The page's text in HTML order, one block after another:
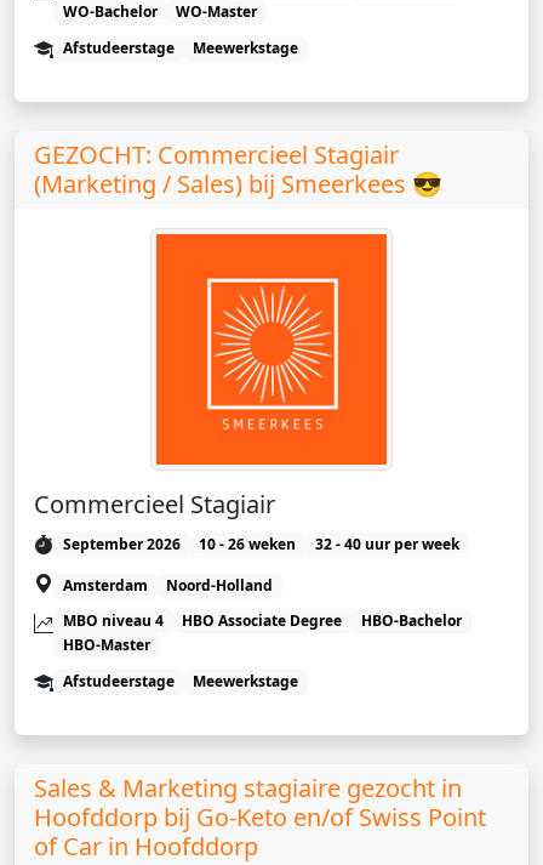
WO-Bachelor
WO-Master
Afstudeerstage
Meewerkstage
GEZOCHT: Commercieel Stagiair
(Marketing / Sales) bij Smeerkees 😎
Commercieel Stagiair
September 2026 10 - 26 weken
32 - 40 uur per week
Amsterdam
Noord-Holland
MBO niveau 4
HBO Associate Degree
HBO-Bachelor
HBO-Master
Afstudeerstage
Meewerkstage
Sales & Marketing stagiaire gezocht in
Hoofddorp bij Go-Keto en/of Swiss Point
of Car in Hoofddorp